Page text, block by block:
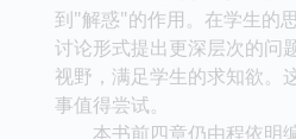
到"解惑"的作用。在学生的
讨论形式提出更深层次的问
视野，满足学生的求知欲。
事值得尝试。
本书前四章仍由程依明